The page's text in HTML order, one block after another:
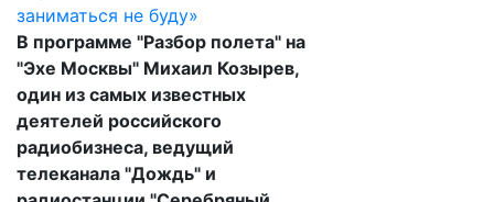
В программе "Разбор полета" на
"Эхе Москвы" Михаил Козырев,
один из самых известных
деятелей российского
радиобизнеса, ведущий
телеканала "Дождь" и